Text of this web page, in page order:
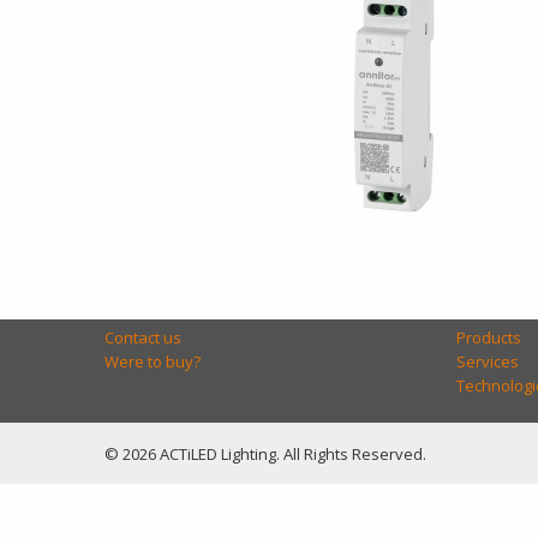
Contact us
Were to buy?
Products
Services
© 2026 ACTiLED Lighting. All Rights Reserved.